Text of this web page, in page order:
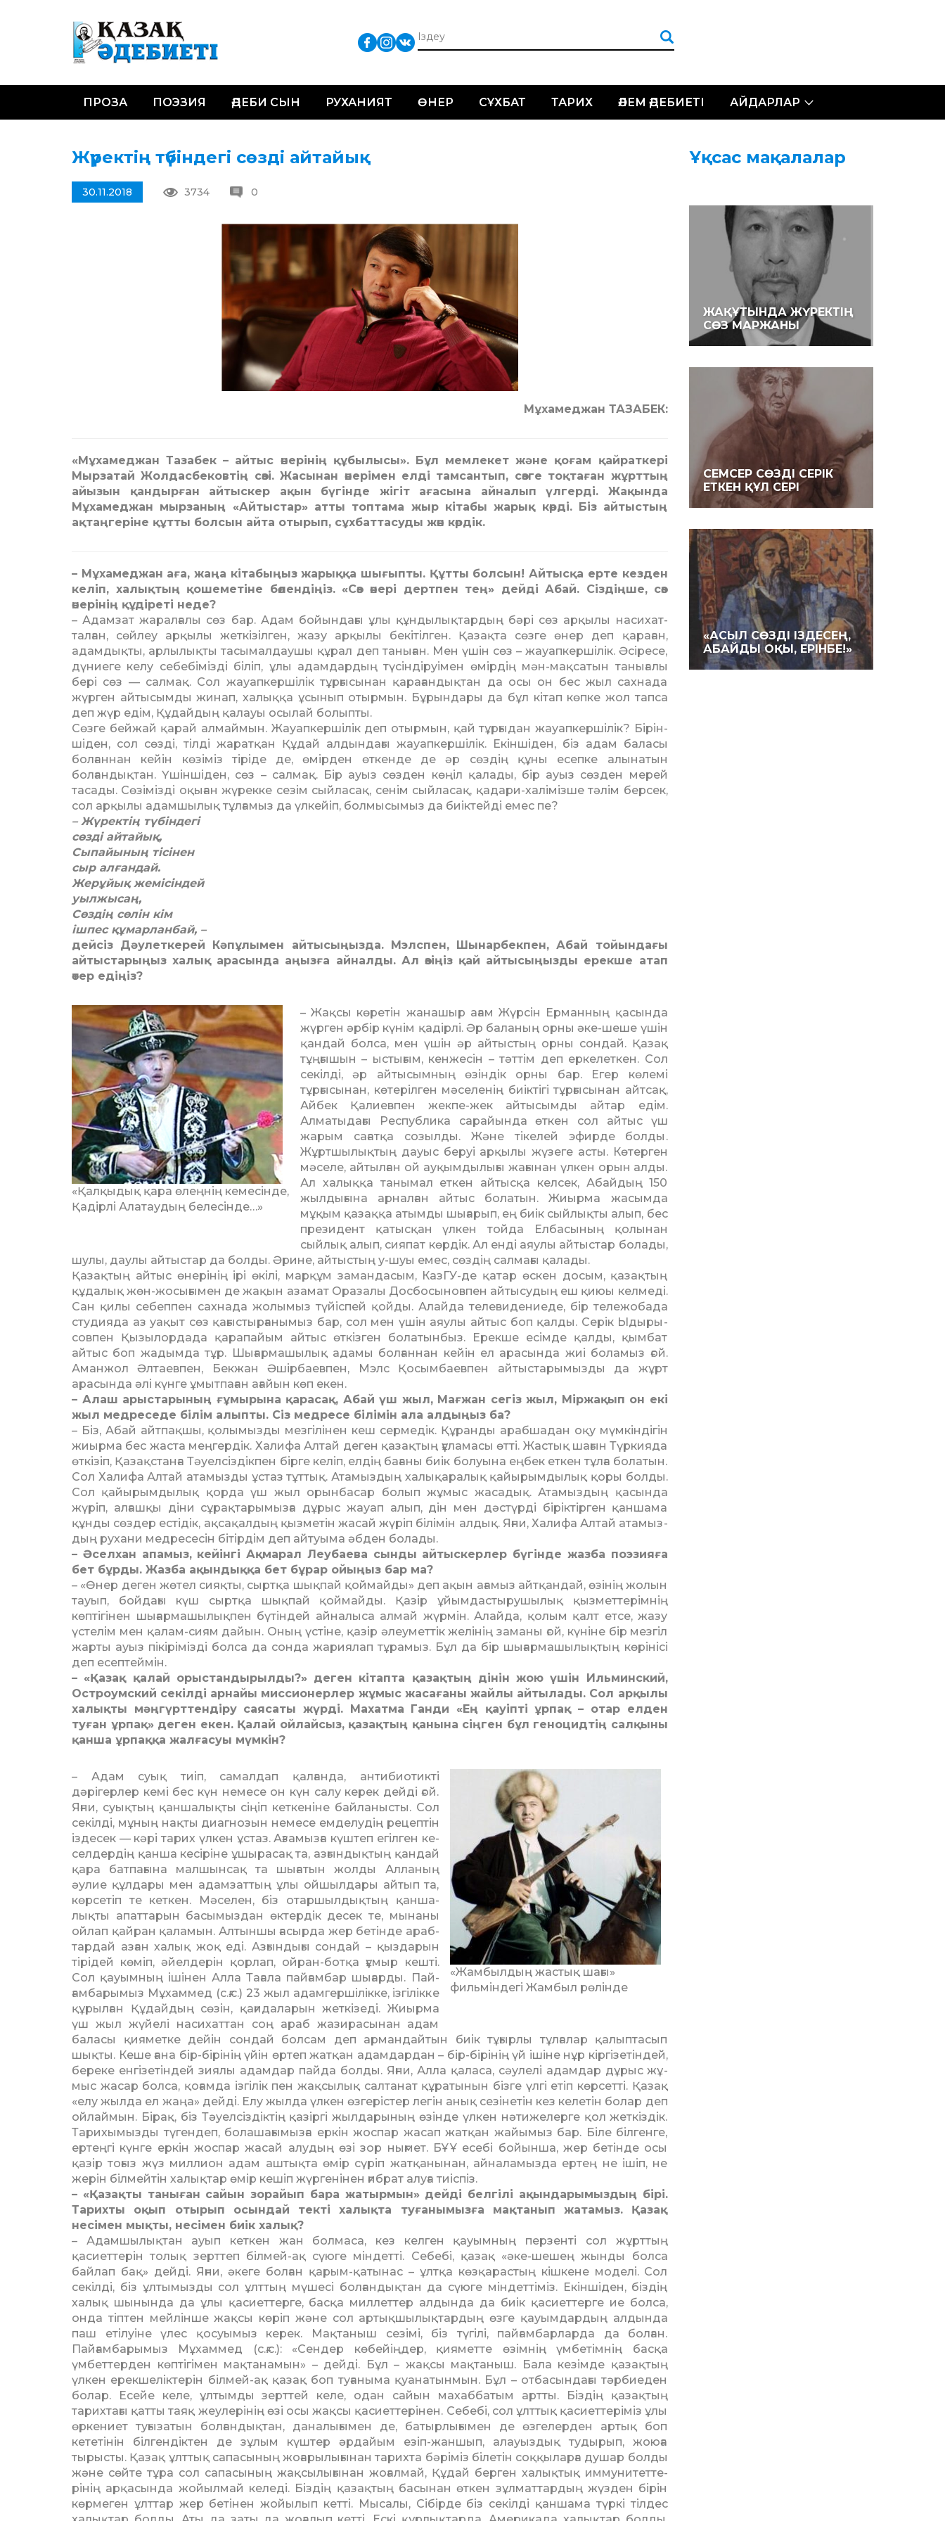
ПРОЗА ПОЭЗИЯ ӘДЕБИ СЫН РУХАНИЯТ ӨНЕР СҰХБАТ ТАРИХ ӘЛЕМ ӘДЕБИЕТІ АЙДАРЛАР
Жүректің түбіндегі сөзді айтайық
30.11.2018 3734 0
Мұхамеджан ТАЗАБЕК:
«Мұхамеджан Тазабек – айтыс өнерінің құбылысы». Бұл мемлекет және қоғам қайраткері
Мырзатай Жолдасбековтің сөзі. Жасынан өнерімен елді тамсантып, сөзге тоқтаған жұрттың
айызын қандырған айтыскер ақын бүгінде жігіт ағасына айналып үлгерді. Жақында
Мұхамеджан мырзаның «Айтыстар» атты топтама жыр кітабы жарық көрді. Біз айтыстың
ақтаңгеріне құтты болсын айта отырып, сұхбаттасуды жөн көрдік.
– Мұхамеджан аға, жаңа кіта­быңыз жарыққа шығыпты. Құтты болсын! Айтысқа ерте кезден
келіп, халықтың қошеметіне бөлендіңіз. «Сөз өнері дертпен тең» дейді Абай. Сіздіңше, сөз
өнерінің құдіреті неде?
– Адамзат жаралғалы сөз бар. Адам бойындағы ұлы құн­ды­лық­­тардың бәрі сөз арқылы наси­хат­
талған, сөйлеу арқылы жет­кізіл­ген, жазу арқылы бекітілген. Қазақта сөзге өнер деп қараған,
адамдық­ты, арлылықты тасымалдаушы құ­рал деп таныған. Мен үшін сөз – жауапкершілік. Әсіресе,
дүниеге келу себебімізді біліп, ұлы адамдар­дың түсіндіруімен өмірдің мән-мақсатын танығалы
бері сөз — салмақ. Сол жауапкершілік тұр­­­ғысы­нан қарағандықтан да осы он бес жыл сахнада
жүрген ай­тысымды жинап, халыққа ұсы­нып отырмын. Бұрындары да бұл кітап көпке жол тапса
деп жүр едім, Құдайдың қалауы осылай болыпты.
Сөзге бейжай қарай алмай­мын. Жауапкершілік деп отырмын, қай тұрғыдан жауапкершілік? Бірін­­
шіден, сол сөзді, тілді жарат­қан Құдай алдындағы жауапкер­шілік. Екіншіден, біз адам баласы
болғаннан кейін көзіміз тіріде де, өмірден өткенде де әр сөздің құны есепке алынатын
болғандықтан. Үшіншіден, сөз – салмақ. Бір ауыз сөзден көңіл қалады, бір ауыз сөзден мерей
тасады. Сөзімізді оқыған жүрекке сезім сыйласақ, сенім сыйласақ, қадари-халімізше тәлім берсек,
сол арқылы адамшы­лық тұлғамыз да үлкейіп, болмысы­мыз да биіктейді емес пе?
– Жүректің түбіндегі
сөзді айтайық,
Сыпайының тісінен
сыр алғандай.
Жерұйық жемісіндей
уылжысаң,
Сөздің сөлін кім
ішпес құмарланбай, –
дейсіз Дәулеткерей Кәпұлымен ай­ты­сыңызда. Мэлспен, Шынар­бек­пен, Абай тойындағы
айтыста­ры­ңыз халық арасында аңызға ай­нал­ды. Ал өзіңіз қай айты­сыңызды ерекше атап
өтер едіңіз?
«Қалқыдық қара өлеңнің кемесінде,
Қадірлі Алатаудың белесінде…»
– Жақсы көретін жанашыр ағам Жүрсін Ерманның қасында
жүрген әрбір күнім қадірлі. Әр баланың орны әке-шеше үшін
қандай болса, мен үшін әр ай­тыстың орны сондай. Қазақ
тұңғышын – ыстығым, кенжесін – тәттім деп еркелеткен. Сол
се­кілді, әр айтысымның өзіндік орны бар. Егер көлемі
тұрғысынан, кө­те­рілген мәселенің биіктігі тұрғы­сынан айтсақ,
Айбек Қалиевпен жекпе-жек айтысымды айтар едім.
Алматыдағы Республика сарайын­да өткен сол айтыс үш
жарым сағат­қа созылды. Және тікелей эфирде болды.
Жұртшылықтың дауыс беруі арқылы жүзеге асты. Көтерген
мәселе, айтылған ой ауқымдылығы жағынан үлкен орын алды.
Ал халыққа танымал еткен айтысқа келсек, Абайдың 150
жылдығына арналған айтыс болатын. Жиырма жасымда
мұқым қазаққа атымды шығарып, ең биік сыйлықты алып, бес
президент қатысқан үлкен тойда Елбасының қолынан
сыйлық алып, сияпат көрдік. Ал енді аяулы айтыстар болады,
шулы, даулы айтыстар да болды. Әрине, айтыстың у-шуы емес, сөздің салмағы қалады.
Қазақтың айтыс өнерінің ірі өкілі, марқұм замандасым, КазГУ-де қатар өскен досым, қазақтың
құдалық жөн-жосығымен де жа­қын азамат Оразалы Досбосынов­пен айтысудың еш қиюы келмеді.
Сан қилы себеппен сахнада жолымыз түйіспей қойды. Алайда телевидениеде, бір тележобада
студияда аз уақыт сөз қағыстырға­нымыз бар, сол мен үшін аяулы айтыс боп қалды. Серік Ыдыры­
совпен Қызылордада қарапайым ай­тыс өткізген болатынбыз. Ерек­ше есімде қалды, қымбат
айтыс боп жадымда тұр. Шығармашылық адамы болғаннан кейін ел арасында жиі боламыз ғой.
Аманжол Әлтаев­пен, Бекжан Әшірбаевпен, Мэлс Қосымбаевпен айтыстарымызды да жұрт
арасында әлі күнге ұмытпа­ған ағайын көп екен.
– Алаш арыстарының ғұмырына қарасақ, Абай үш жыл, Мағжан се­гіз жыл, Міржақып он екі
жыл мед­реседе білім алыпты. Сіз медресе білі­мін ала алдыңыз ба?
– Біз, Абай айтпақшы, қолы­мызды мезгілінен кеш сермедік. Құ­ранды арабшадан оқу мүмкін­дігін
жиырма бес жаста меңгердік. Халифа Алтай деген қазақтың ғұ­ла­масы өтті. Жастық шағын Түр­кия­да
өткізіп, Қазақстанға Тәуел­сіздікпен бірге келіп, елдің бағаны биік болуына еңбек еткен тұлға бо­латын.
Сол Халифа Алтай атамызды ұстаз тұттық. Атамыздың халықаралық қайырымдылық қоры болды.
Сол қайырымдылық қорда үш жыл орынбасар болып жұмыс жасадық. Атамыздың қа­сында
жүріп, алғашқы діни сұрақ­тарымызға дұрыс жауап алып, дін мен дәстүрді біріктірген қаншама
құнды сөздер естідік, ақсақалдың қызметін жасай жүріп білімін алдық. Яғни, Халифа Алтай ата­мыз­
дың рухани медресесін бітірдім деп айтуыма әбден болады.
– Әселхан апамыз, кейінгі Ақ­мар­ал Леубаева сынды айтыскерлер бүгінде жазба поэзияға
бет бұрды. Жа­зба ақындыққа бет бұрар ойыңыз бар ма?
– «Өнер деген жөтел сияқты, сыртқа шықпай қоймайды» деп ақын ағамыз айтқандай, өзінің жолын
тауып, бойдағы күш сыртқа шықпай қоймайды. Қазір ұйым­дастырушылық қызметтерімнің
көптігінен шығармашылықпен бүтіндей айналыса алмай жүрмін. Алайда, қолым қалт етсе, жазу
үстелім мен қалам-сиям дайын. Оның үстіне, қазір әлеу­меттік желінің заманы ғой, күніне бір мезгіл
жарты ауыз пікірімізді болса да сонда жариялап тұрамыз. Бұл да бір шығармашылықтың көрінісі
деп есептеймін.
– «Қазақ қалай орыстанды­рылды?» деген кітапта қазақтың дінін жою үшін Ильминский,
Ост­роу­мский секілді арнайы мис­сио­нерлер жұмыс жасағаны жайлы айтылады. Сол арқылы
халықты мәңгүрттендіру саясаты жүрді. Махатма Ган­ди «Ең қауіпті ұрпақ – отар ел­ден
туған ұрпақ» деген екен. Қалай ойлайсыз, қазақтың қанына сіңген бұл геноцидтің салқыны
қанша ұрпаққа жалғасуы мүмкін?
«Жамбылдың жастық шағы»
фильміндегі Жамбыл рөлінде
– Адам суық тиіп, самалдап қал­ғанда, антибиотикті
дәрігерлер кемі бес күн немесе он күн салу керек дейді ғой.
Яғни, суықтың қан­шалықты сіңіп кеткеніне бай­ла­нысты. Сол
секілді, мұның нақ­ты диагнозын немесе емделудің рецептін
іздесек — кәрі тарих үлкен ұстаз. Ағзамызға күштеп егілген ке­
селдердің қанша кесіріне ұшыра­сақ та, азғындықтың қандай
қара батпағына малшынсақ та шығатын жолды Алланың
әулие құлдары мен адамзаттың ұлы ойшылдары айтып та,
көрсетіп те кеткен. Мә­се­лен, біз отаршыл­дықтың қан­ша­
лықты апаттарын басымыздан өктердік десек те, мынаны
ойлап қайран қаламын. Алтыншы ға­сыр­да жер бетінде араб­
тардай азған халық жоқ еді. Азғындығы сондай – қыздарын
тірідей көміп, әйел­дерін қорлап, ойран-ботқа ғұмыр кешті.
Сол қауымның ішінен Алла Тағала пайғамбар шығарды. Пай­
ғам­ба­рымыз Мұхаммед (с.ғ.с.) 23 жыл адамгершілікке, ізгілікке
құрылған Құдайдың сөзін, қағи­да­ларын жеткізеді. Жиырма
үш жыл жүйелі насихаттан соң араб жази­ра­сынан адам
баласы қияметке дейін сондай болсам деп арман­дай­тын биік тұ­ғырлы тұлғалар қалып­тасып
шықты. Кеше ғана бір-бірі­нің үйін өртеп жатқан адамдардан – бір-бірінің үй ішіне нұр кіргізе­тін­дей,
береке енгізетіндей зиялы адамдар пайда болды. Яғни, Алла қаласа, сәулелі адамдар дұрыс жұ­
мыс жасар болса, қоғамда ізгілік пен жақсылық салтанат құратынын бізге үлгі етіп көрсетті. Қазақ
«елу жылда ел жаңа» дейді. Елу жылда үлкен өзгерістер легін анық сезіне­тін кез келетін болар деп
ойлаймын. Бірақ, біз Тәуелсіздіктің қазіргі жылдарының өзінде үлкен нәти­же­лерге қол жеткіздік.
Тарихымызды түгендеп, болашағымызға еркін жоспар жасап жатқан жайымыз бар. Біле білгенге,
ертеңгі күнге еркін жоспар жасай алудың өзі зор нығмет. БҰҰ есебі бойынша, жер бе­тінде осы
қазір тоғыз жүз мил­лион адам аштықта өмір сүріп жатқанынан, айналамызда ертең не ішіп, не
жерін білмейтін халық­тар өмір кешіп жүргенінен ғибрат алуға тиіспіз.
– «Қазақты таныған сайын зо­райып бара жатырмын» дейді белгілі ақындарымыздың бірі.
Тарихты оқып отырып осындай текті халықта туғанымызға мақтанып жатамыз. Қазақ
несімен мықты, несімен биік халық?
– Адамшылықтан ауып кеткен жан болмаса, кез келген қауымның перзенті сол жұрттың
қасиеттерін толық зерттеп білмей-ақ сүюге міндетті. Себебі, қазақ «әке-шешең жынды болса
байлап бақ» дейді. Яғни, әкеге болған қарым-қатынас – ұлтқа көзқарастың кішкене моделі. Сол
секілді, біз ұлтымызды сол ұлттың мүшесі болғандықтан да сүюге міндеттіміз. Екіншіден, біздің
халық шынында да ұлы қасиеттерге, басқа миллеттер алдында да биік қасиеттерге ие болса,
онда тіптен мейлінше жақсы көріп және сол артықшылықтардың өзге қауымдардың алдында
паш етілуіне үлес қосуымыз керек. Мақтаныш сезімі, біз түгілі, пайғамбарларда да болған.
Пайғамбарымыз Мұхаммед (с.ғ.с.): «Сендер көбейіңдер, қияметте өзімнің үмбетімнің басқа
үмбеттерден көптігімен мақтанамын» – дейді. Бұл – жақсы мақтаныш. Бала кезімде қазақтың
үлкен ерекшеліктерін білмей-ақ қазақ боп туғаныма қуанатынмын. Бұл – отбасында­ғы тәрбиеден
болар. Есейе келе, ұлтымды зерттей келе, одан сайын махаббатым артты. Біздің қазақтың
тарихтағы қатты таяқ жеулерінің өзі осы жақсы қасиеттерінен. Себебі, сол ұлттық қасиеттеріміз ұлы
өркениет туғызатын болғандықтан, даналығымен де, батырлығымен де өзгелерден артық боп
кететінін білгендіктен де зұлым күштер әрдайым езіп-жаншып, ала­уыздық тудырып, жоюға
тырысты. Қазақ ұлттық сапа­сының жоғарылығынан тарихта бәріміз білетін соққы­ларға душар болды
және сөйте тұра сол сапасының жақ­сылығынан жоғалмай, Құдай берген халықтық иммунитетте­
рінің арқасында жойылмай келеді. Біздің қазақтың басынан өткен зұлматтардың жүзден бірін
көрмеген ұлттар жер бетінен жойылып кетті. Мысалы, Сібірде біз секілді қаншама түркі тілдес
Ұқсас мақалалар
ЖАҚҰТЫНДА ЖҮРЕКТІҢ
СӨЗ МАРЖАНЫ
СЕМСЕР СӨЗДІ СЕРІК
ЕТКЕН ҚҰЛ СЕРІ
«АСЫЛ СӨЗДІ ІЗДЕСЕҢ,
АБАЙДЫ ОҚЫ, ЕРІНБЕ!»